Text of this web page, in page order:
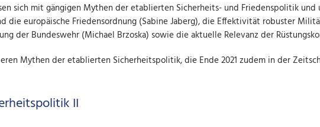
sich mit gängigen Mythen der etablierten Sicherheits- und Friedenspolitik
die europäische Friedensordnung (Sabine Jaberg), die Effektivität robuster
der Bundeswehr (Michael Brzoska) sowie die aktuelle Relevanz der
Mythen der etablierten Sicherheitspolitik, die Ende 2021 zudem in der
II